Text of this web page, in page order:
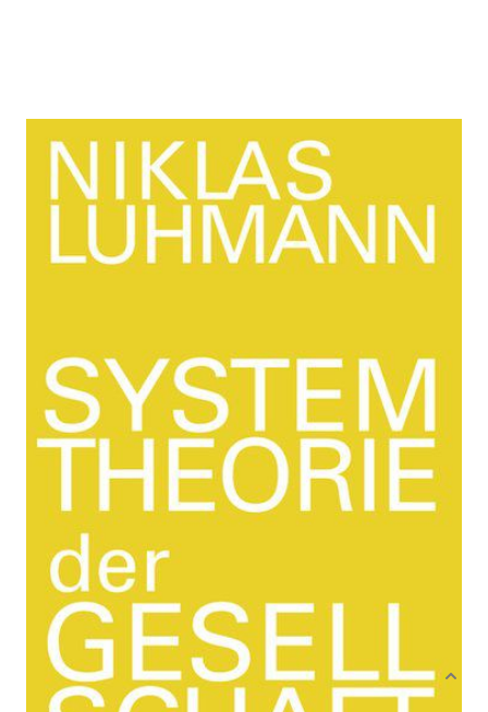
Systemtheorie der Gesellschaft
Zur Wunschliste hinzufügen
Verlag: Suhrkamp 11.12.2017
Buch 1132 Seiten
festgebunden mit
Schutzumschlag
ISBN: 978-3-518-
58705-8
Leseprobe_Systemtheorie_der_Gesellschaft
Bibliografische Daten
Autor:innenbeschreibung
Produktbeschreibung